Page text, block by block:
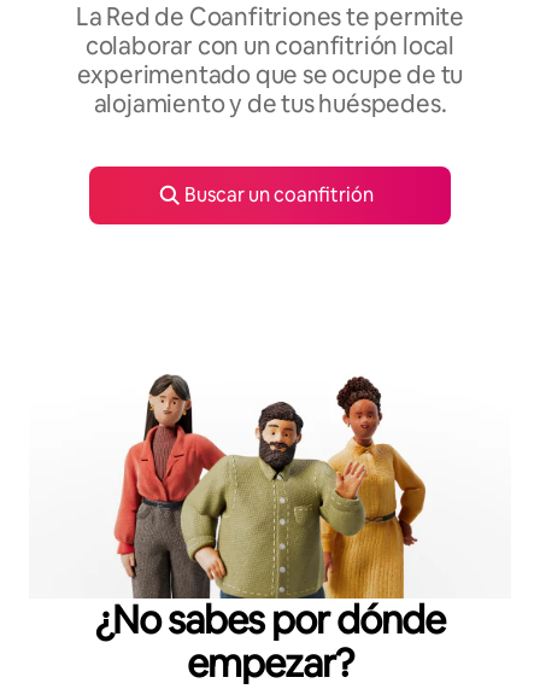
La Red de Coanfitriones te permite
colaborar con un coanfitrión local
experimentado que se ocupe de tu
alojamiento y de tus huéspedes.
Buscar un coanfitrión
¿No sabes por dónde
empezar?